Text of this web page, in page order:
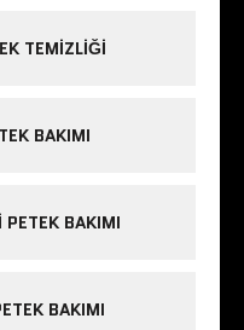
TEMIZLIĞI
BAKIMI
BAKIMI
BAKIMI